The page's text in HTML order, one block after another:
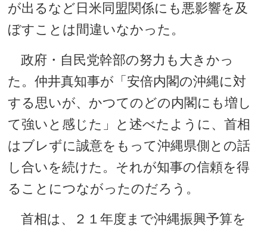
が出るなど日米同盟関係にも悪影響を及
ぼすことは間違いなかった。
政府・自民党幹部の努力も大きかっ
た。仲井真知事が「安倍内閣の沖縄に対
する思いが、かつてのどの内閣にも増し
て強いと感じた」と述べたように、首相
はブレずに誠意をもって沖縄県側との話
し合いを続けた。それが知事の信頼を得
ることにつながったのだろう。
首相は、２１年度まで沖縄振興予算を